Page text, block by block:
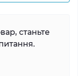
станьте